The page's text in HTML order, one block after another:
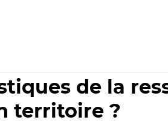
de la
territoire ?